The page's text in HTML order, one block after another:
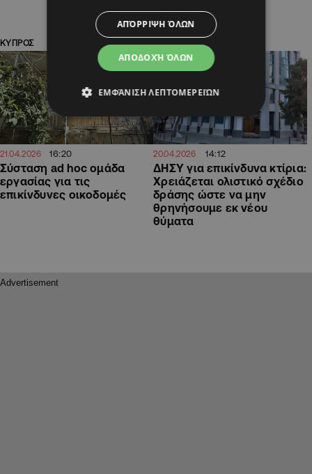
ΚΥΠΡΟΣ
21.04.2026 16:20
Σύσταση ad hoc ομάδα
εργασίας για τις
επικίνδυνες οικοδομές
ΠΟΛΙΤΙΚΗ
20.04.2026 14:12
ΔΗΣΥ για επικίνδυνα κτίρια:
Χρειάζεται ολιστικό σχέδιο
δράσης ώστε να μην
θρηνήσουμε εκ νέου
θύματα
ΑΠΟΔΟΧΉ ΌΛΩΝ
ΑΠΌΡΡΙΨΗ ΌΛΩΝ
ΕΜΦΆΝΙΣΗ ΛΕΠΤΟΜΕΡΕΙΏΝ